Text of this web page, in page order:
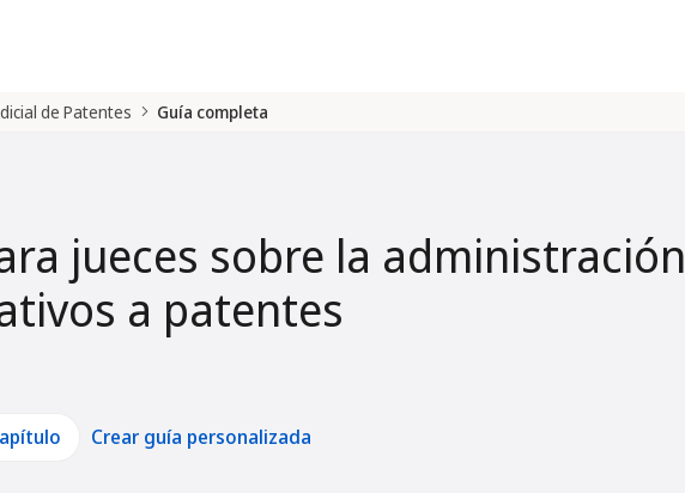
de Patentes Guía completa
jueces sobre la administración
a patentes
Crear guía personalizada